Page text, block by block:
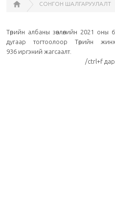
СОНГОН ШАЛГАРУУЛАЛТ
Төрийн албаны зөвлөлийн 2021
дугаар тогтоолоор Төрийн
936 иргэний жагсаалт.
/ctrl+f